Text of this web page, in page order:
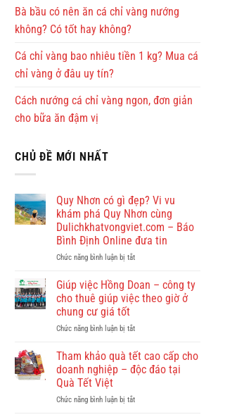
Bà bầu có nên ăn cá chỉ vàng nướng
không? Có tốt hay không?
Cá chỉ vàng bao nhiêu tiền 1 kg? Mua cá
chỉ vàng ở đâu uy tín?
Cách nướng cá chỉ vàng ngon, đơn giản
cho bữa ăn đậm vị
CHỦ ĐỀ MỚI NHẤT
Quy Nhơn có gì đẹp? Vi vu
khám phá Quy Nhơn cùng
Dulichkhatvongviet.com – Báo
Bình Định Online đưa tin
Chức năng bình luận bị tắtở
Nhơn
gì
Vi
khám
phá
Quy
cùng
Giúp việc Hồng Doan – công ty
cho thuê giúp việc theo giờ ở
chung cư giá tốt
Chức năng bình luận bị tắtở
việc
Hồng
Doan
công
Tham khảo quà tết cao cấp cho
doanh nghiệp – độc đáo tại
Quà Tết Việt
Chức năng bình luận bị tắtở